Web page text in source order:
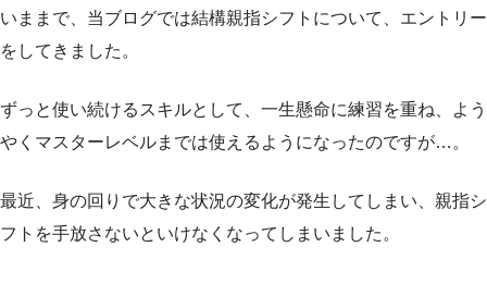
いままで、当ブログでは結構親指シフトについて、エントリー
をしてきました。
ずっと使い続けるスキルとして、一生懸命に練習を重ね、よう
やくマスターレベルまでは使えるようになったのですが…。
最近、身の回りで大きな状況の変化が発生してしまい、親指シ
フトを手放さないといけなくなってしまいました。